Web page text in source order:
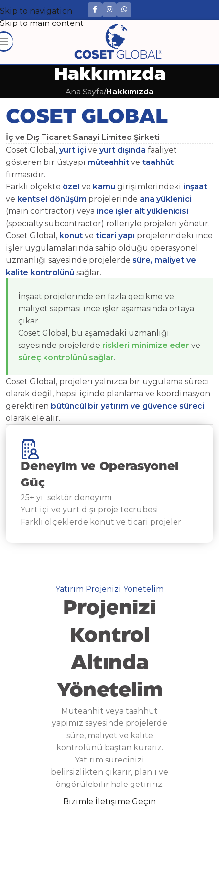
Skip to navigation
Skip to main content
Hakkımızda
Ana Sayfa/Hakkımızda
COSET GLOBAL
İç ve Dış Ticaret Sanayi Limited Şirketi
Coset Global, yurt içi ve yurt dışında faaliyet
gösteren bir üstyapı müteahhit ve taahhüt
firmasıdır.
Farklı ölçekte özel ve kamu girişimlerindeki inşaat
ve kentsel dönüşüm projelerinde ana yüklenici
(main contractor) veya ince işler alt yüklenicisi
(specialty subcontractor) rolleriyle projeleri yönetir.
Coset Global, konut ve ticari yapı projelerindeki ince
işler uygulamalarında sahip olduğu operasyonel
uzmanlığı sayesinde projelerde süre, maliyet ve
kalite kontrolünü sağlar.
İnşaat projelerinde en fazla gecikme ve
maliyet sapması ince işler aşamasında ortaya
çıkar.
Coset Global, bu aşamadaki uzmanlığı
sayesinde projelerde riskleri minimize eder ve
süreç kontrolünü sağlar.
Coset Global, projeleri yalnızca bir uygulama süreci
olarak değil, hepsi içinde planlama ve koordinasyon
gerektiren bütüncül bir yatırım ve güvence süreci
olarak ele alır.
Deneyim ve Operasyonel
Güç
25+ yıl sektör deneyimi
Yurt içi ve yurt dışı proje tecrübesi
Farklı ölçeklerde konut ve ticari projeler
Yatırım Projenizi Yönetelim
Projenizi
Kontrol
Altında
Yönetelim
Müteahhit veya taahhüt
yapımız sayesinde projelerde
süre, maliyet ve kalite
kontrolünü baştan kurarız.
Yatırım sürecinizi
belirsizlikten çıkarır, planlı ve
öngörülebilir hale getiririz.
Bizimle İletişime Geçin